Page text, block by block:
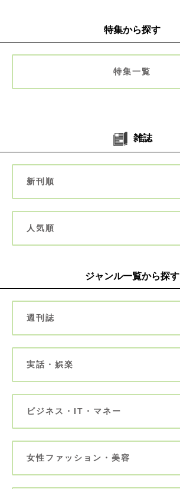
特集から探す
特集一覧
雑誌
新刊順
人気順
ジャンル一覧から探す
週刊誌
実話・娯楽
ビジネス・IT・マネー
女性ファッション・美容